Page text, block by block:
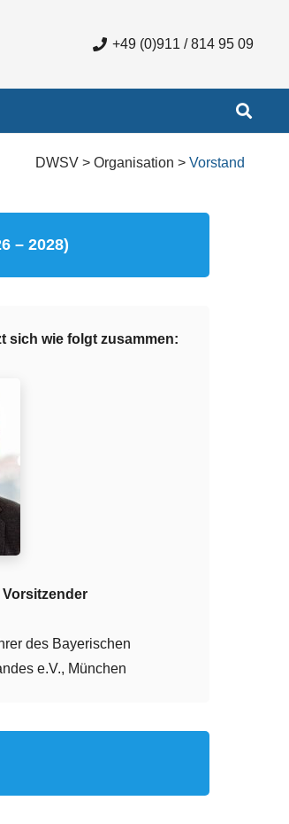
+49 (0)911 / 814 95 09
DWSV > Organisation > Vorstand
– 2028)
sich wie folgt zusammen:
des Bayerischen
e.V., München